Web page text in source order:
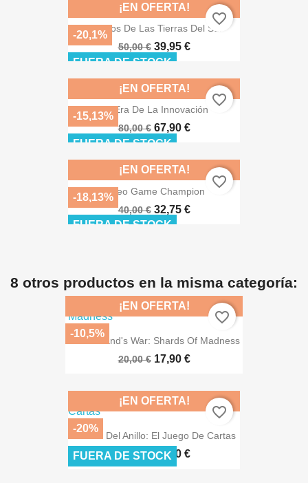
Viajeros De Las Tierras Del Sur
50,00 € 39,95 €
¡EN OFERTA!
-20,1%
FUERA DE STOCK
favorite_border
La Era De La Innovación
80,00 € 67,90 €
¡EN OFERTA!
-15,13%
FUERA DE STOCK
favorite_border
Video Game Champion
40,00 € 32,75 €
¡EN OFERTA!
-18,13%
FUERA DE STOCK
favorite_border
8 otros productos en la misma categoría:
Wonderland's War: Shards Of Madness
20,00 € 17,90 €
¡EN OFERTA!
-10,5%
favorite_border
Guerra Del Anillo: El Juego De Cartas
45,00 € 36,00 €
¡EN OFERTA!
-20%
FUERA DE STOCK
favorite_border